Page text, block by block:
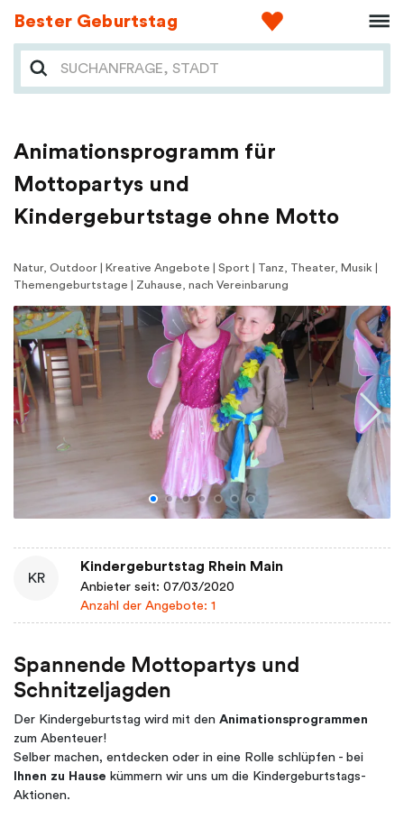
Bester Geburtstag
Animationsprogramm für
Mottopartys und
Kindergeburtstage ohne Motto
Natur, Outdoor | Kreative Angebote | Sport | Tanz, Theater, Musik |
Themengeburtstage | Zuhause, nach Vereinbarung
KR
Kindergeburtstag Rhein Main
Anbieter seit: 07/03/2020
Anzahl der Angebote: 1
Spannende Mottopartys und
Schnitzeljagden
Der Kindergeburtstag wird mit den Animationsprogrammen
zum Abenteuer!
Selber machen, entdecken oder in eine Rolle schlüpfen - bei
Ihnen zu Hause kümmern wir uns um die Kindergeburtstags-
Aktionen.